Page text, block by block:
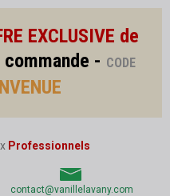
EXCLUSIVE de
- CODE
Professionnels
contact@vanillelavany.com